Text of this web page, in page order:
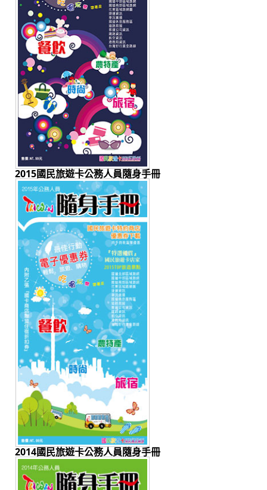
2015國民旅遊卡公務人員隨身手冊
2014國民旅遊卡公務人員隨身手冊